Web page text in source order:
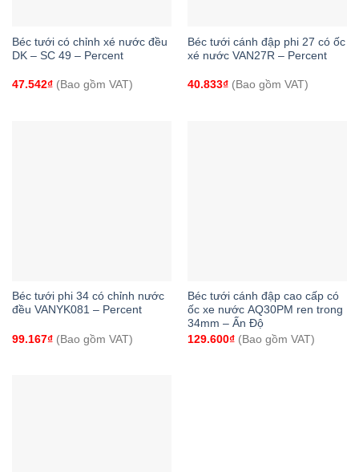
Béc tưới có chỉnh xé nước đều
DK – SC 49 – Percent
47.542₫(Bao gồm VAT)
Béc tưới cánh đập phi 27 có ốc
xé nước VAN27R – Percent
40.833₫(Bao gồm VAT)
Béc tưới phi 34 có chỉnh nước
đều VANYK081 – Percent
99.167₫(Bao gồm VAT)
Béc tưới cánh đập cao cấp có
ốc xe nước AQ30PM ren trong
34mm – Ấn Độ
129.600₫(Bao gồm VAT)